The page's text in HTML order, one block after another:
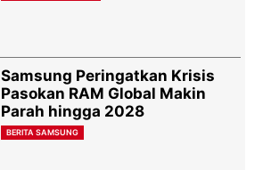
Samsung Peringatkan Krisis
Pasokan RAM Global Makin
Parah hingga 2028
BERITA SAMSUNG